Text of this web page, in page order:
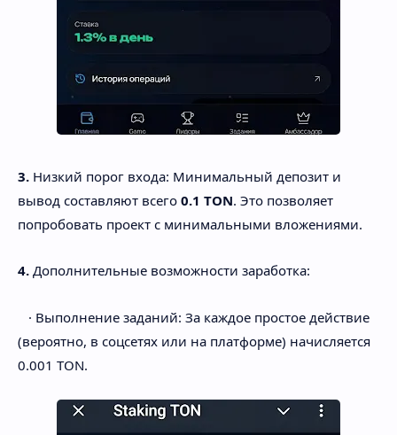
3. Низкий порог входа: Минимальный депозит и
вывод составляют всего 0.1 TON. Это позволяет
попробовать проект с минимальными вложениями.
4. Дополнительные возможности заработка:
· Выполнение заданий: За каждое простое действие
(вероятно, в соцсетях или на платформе) начисляется
0.001 TON.